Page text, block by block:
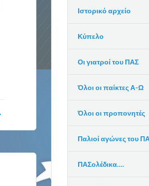
Ιστορικό αρχείο
Κύπελο
Οι γιατροί του ΠΑΣ
Όλοι οι παίκτες Α-Ω
Όλοι οι προπονητές
Παλιοί αγώνες του
ΠΑΣολέδικα….